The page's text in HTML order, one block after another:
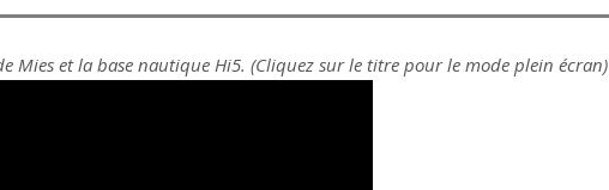
Mies et la base nautique Hi5. (Cliquez sur le titre pour le mode plein écran)